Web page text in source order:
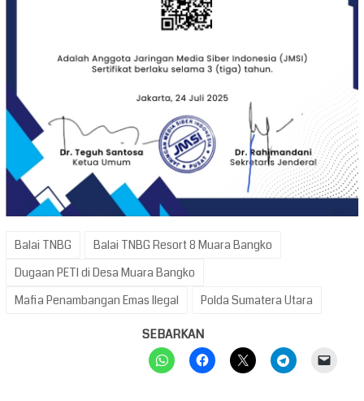
Balai TNBG
Balai TNBG Resort 8 Muara Bangko
Dugaan PETI di Desa Muara Bangko
Mafia Penambangan Emas Ilegal
Polda Sumatera Utara
SEBARKAN